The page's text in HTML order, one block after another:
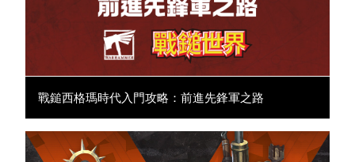
戰鎚西格瑪時代入門攻略：前進先鋒軍之路